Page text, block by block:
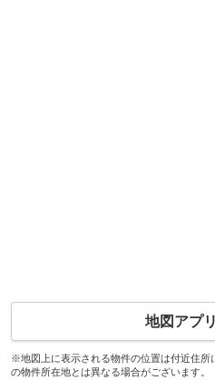
地図アプ
※地図上に表示される物件の位置は付近住所
の物件所在地とは異なる場合がございます。